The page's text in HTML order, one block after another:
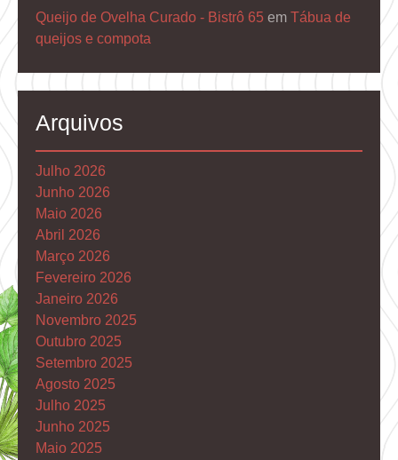
Queijo de Ovelha Curado - Bistrô 65 em Tábua de
queijos e compota
Arquivos
Julho 2026
Junho 2026
Maio 2026
Abril 2026
Março 2026
Fevereiro 2026
Janeiro 2026
Novembro 2025
Outubro 2025
Setembro 2025
Agosto 2025
Julho 2025
Junho 2025
Maio 2025